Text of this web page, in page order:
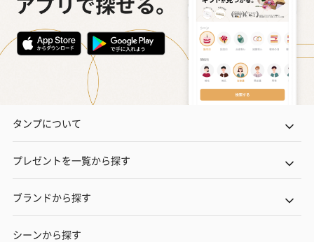
タンプについて
プレゼントを一覧から探す
ブランドから探す
シーンから探す